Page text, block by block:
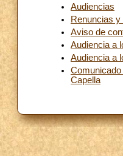
Audiencias
Renuncias
Aviso de
Audiencia a
Audiencia a
Capella